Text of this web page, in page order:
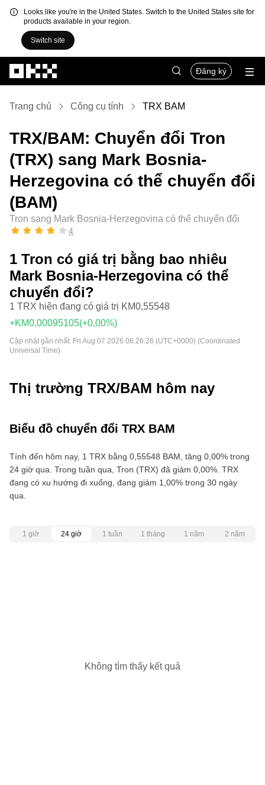
Looks like you're in the United States. Switch to the United States site for
products available in your region.
Switch site
Đăng ký
Trang chủ Công cụ tính TRX BAM
TRX/BAM: Chuyển đổi Tron
(TRX) sang Mark Bosnia-
Herzegovina có thể chuyển đổi
(BAM)
Tron sang Mark Bosnia-Herzegovina có thể chuyển đổi
4
1 Tron có giá trị bằng bao nhiêu
Mark Bosnia-Herzegovina có thể
chuyển đổi?
1 TRX hiện đang có giá trị KM0,55548
+KM0,00095105(+0,00%)
Cập nhật gần nhất: Fri Aug 07 2026 06:26:26 (UTC+0000) (Coordinated
Universal Time)
Thị trường TRX/BAM hôm nay
Biểu đồ chuyển đổi TRX BAM
Tính đến hôm nay, 1 TRX bằng 0,55548 BAM, tăng 0,00% trong
24 giờ qua. Trong tuần qua, Tron (TRX) đã giảm 0,00%. TRX
đang có xu hướng đi xuống, đang giảm 1,00% trong 30 ngày
qua.
1 giờ 24 giờ 1 tuần 1 tháng 1 năm 2 năm
Không tìm thấy kết quả